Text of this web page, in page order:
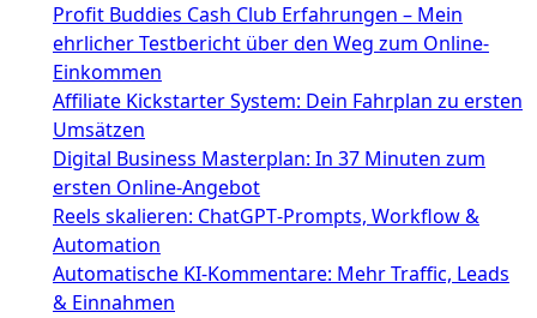
Profit Buddies Cash Club Erfahrungen – Mein
ehrlicher Testbericht über den Weg zum Online-
Einkommen
Affiliate Kickstarter System: Dein Fahrplan zu ersten
Umsätzen
Digital Business Masterplan: In 37 Minuten zum
ersten Online-Angebot
Reels skalieren: ChatGPT‑Prompts, Workflow &
Automation
Automatische KI‑Kommentare: Mehr Traffic, Leads
& Einnahmen